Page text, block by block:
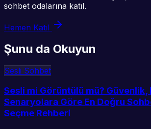
sohbet odalarına katıl.
Hemen Katıl
Şunu da Okuyun
Sesli Sohbet
Sesli mi Görüntülü mü? Güvenlik,
Senaryolara Göre En Doğru
Seçme Rehberi